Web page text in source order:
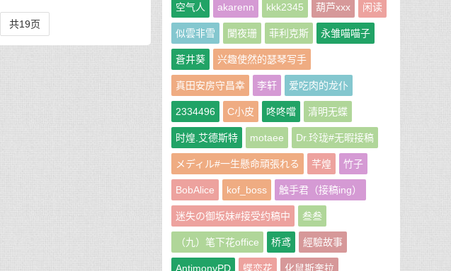
共19页
空气人 akarenn kkk2345 葫芦xxx 闲读
似雲非雪 闌夜珊 菲利克斯 永雏喵喵子
蒼井葵 兴趣使然的瑟琴写手
真田安房守昌幸 李轩 爱吃肉的龙仆
2334496 C小皮 咚咚噹 清明无蝶
时煌.艾德斯特 motaee Dr.玲珑#无暇接稿
メディル#一生懸命頑張れる 芊煌 竹子
BobAlice kof_boss 触手君（接稿ing）
迷失の御坂妹#接受约稿中 叁叁
（九）笔下花office 桥鸢 經驗故事
AntimonyPD 蝶恋花 化鼠斯奎拉